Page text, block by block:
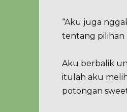
“Aku juga
tentang pilihan
Aku berbalik
itulah aku
potongan